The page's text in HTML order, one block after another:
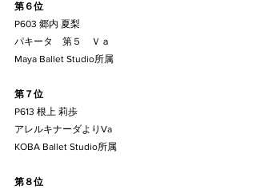
第６位
P603 郷内 夏梨
パキータ　第５　Ｖａ
Maya Ballet Studio所属
第７位
P613 根上 莉歩
アレルキナーダよりVa
KOBA Ballet Studio所属
第８位